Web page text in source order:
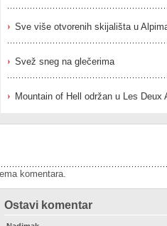
Sve više otvorenih skijališta u
Svež sneg na glečerima
Mountain of Hell održan u Les Deux
komentara.
Ostavi komentar